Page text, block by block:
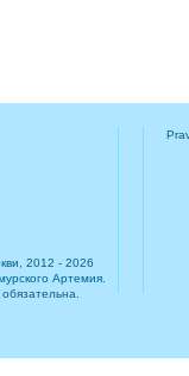
2012 - 2026
Артемия.